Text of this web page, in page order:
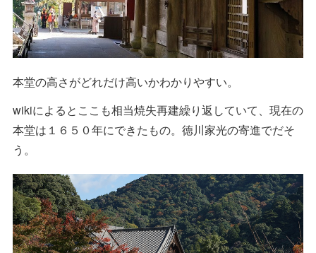
本堂の高さがどれだけ高いかわかりやすい。
wikiによるとここも相当焼失再建繰り返していて、現在の
本堂は１６５０年にできたもの。徳川家光の寄進でだそ
う。